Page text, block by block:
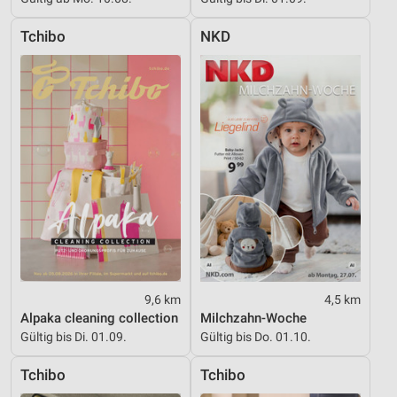
Tchibo
9,6 km
Alpaka cleaning collection
Gültig bis Di. 01.09.
NKD
4,5 km
Milchzahn-Woche
Gültig bis Do. 01.10.
Tchibo Tchibo
Geräte anhand von aktiv angeforderten
Nicht-IAB-Verarbeitungszwecke:
Notwendig
Performance
Funktional
Werbung